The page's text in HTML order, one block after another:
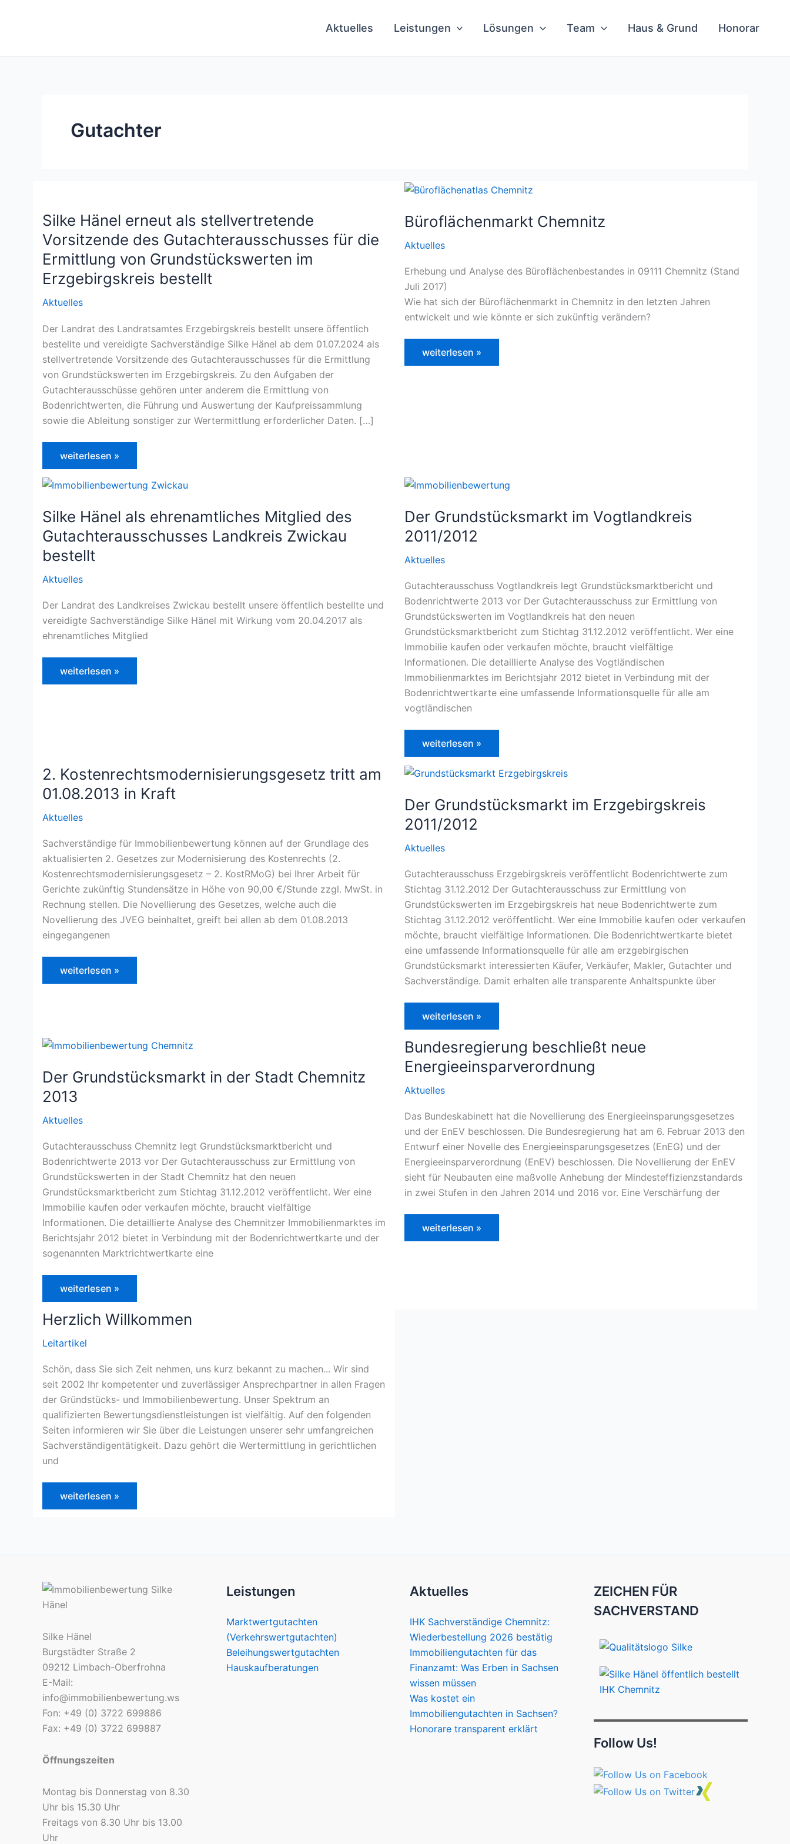
Aktuelles Leistungen Lösungen Team Haus & Grund Honorar
Gutachter
Silke Hänel erneut als stellvertretende
Vorsitzende des Gutachterausschusses für die
Ermittlung von Grundstückswerten im
Erzgebirgskreis bestellt
Aktuelles
Der Landrat des Landratsamtes Erzgebirgskreis bestellt unsere öffentlich
bestellte und vereidigte Sachverständige Silke Hänel ab dem 01.07.2024 als
stellvertretende Vorsitzende des Gutachterausschusses für die Ermittlung
von Grundstückswerten im Erzgebirgskreis. Zu den Aufgaben der
Gutachterausschüsse gehören unter anderem die Ermittlung von
Bodenrichtwerten, die Führung und Auswertung der Kaufpreissammlung
sowie die Ableitung sonstiger zur Wertermittlung erforderlicher Daten. […]
Silke
als
stellvertretende
des
Gutachterausschusses
für
die
Ermittlung
von
im
Erzgebirgskreis
weiterlesen »
Büroflächenmarkt Chemnitz
Aktuelles
Erhebung und Analyse des Büroflächenbestandes in 09111 Chemnitz (Stand
Juli 2017)
Wie hat sich der Büroflächenmarkt in Chemnitz in den letzten Jahren
entwickelt und wie könnte er sich zukünftig verändern?
Büroflächenmarkt
weiterlesen »
Silke Hänel als ehrenamtliches Mitglied des
Gutachterausschusses Landkreis Zwickau
bestellt
Aktuelles
Der Landrat des Landkreises Zwickau bestellt unsere öffentlich bestellte und
vereidigte Sachverständige Silke Hänel mit Wirkung vom 20.04.2017 als
ehrenamtliches Mitglied
Silke
weiterlesen »
Der Grundstücksmarkt im Vogtlandkreis
2011/2012
Aktuelles
Gutachterausschuss Vogtlandkreis legt Grundstücksmarktbericht und
Bodenrichtwerte 2013 vor Der Gutachterausschuss zur Ermittlung von
Grundstückswerten im Vogtlandkreis hat den neuen
Grundstücksmarktbericht zum Stichtag 31.12.2012 veröffentlicht. Wer eine
Immobilie kaufen oder verkaufen möchte, braucht vielfältige
Informationen. Die detaillierte Analyse des Vogtländischen
Immobilienmarktes im Berichtsjahr 2012 bietet in Verbindung mit der
Bodenrichtwertkarte eine umfassende Informationsquelle für alle am
vogtländischen
Der
Vogtlandkreis
2011/2012
weiterlesen »
2. Kostenrechtsmodernisierungsgesetz tritt am
01.08.2013 in Kraft
Aktuelles
Sachverständige für Immobilienbewertung können auf der Grundlage des
aktualisierten 2. Gesetzes zur Modernisierung des Kostenrechts (2.
Kostenrechtsmodernisierungsgesetz – 2. KostRMoG) bei Ihrer Arbeit für
Gerichte zukünftig Stundensätze in Höhe von 90,00 €/Stunde zzgl. MwSt. in
Rechnung stellen. Die Novellierung des Gesetzes, welche auch die
Novellierung des JVEG beinhaltet, greift bei allen ab dem 01.08.2013
eingegangenen
2.
weiterlesen »
Der Grundstücksmarkt im Erzgebirgskreis
2011/2012
Aktuelles
Gutachterausschuss Erzgebirgskreis veröffentlicht Bodenrichtwerte zum
Stichtag 31.12.2012 Der Gutachterausschuss zur Ermittlung von
Grundstückswerten im Erzgebirgskreis hat neue Bodenrichtwerte zum
Stichtag 31.12.2012 veröffentlicht. Wer eine Immobilie kaufen oder verkaufen
möchte, braucht vielfältige Informationen. Die Bodenrichtwertkarte bietet
eine umfassende Informationsquelle für alle am erzgebirgischen
Grundstücksmarkt interessierten Käufer, Verkäufer, Makler, Gutachter und
Sachverständige. Damit erhalten alle transparente Anhaltspunkte über
Der
Erzgebirgskreis
2011/2012
weiterlesen »
Der Grundstücksmarkt in der Stadt Chemnitz
2013
Aktuelles
Gutachterausschuss Chemnitz legt Grundstücksmarktbericht und
Bodenrichtwerte 2013 vor Der Gutachterausschuss zur Ermittlung von
Grundstückswerten in der Stadt Chemnitz hat den neuen
Grundstücksmarktbericht zum Stichtag 31.12.2012 veröffentlicht. Wer eine
Immobilie kaufen oder verkaufen möchte, braucht vielfältige
Informationen. Die detaillierte Analyse des Chemnitzer Immobilienmarktes im
Berichtsjahr 2012 bietet in Verbindung mit der Bodenrichtwertkarte und der
sogenannten Marktrichtwertkarte eine
Der
der
Stadt
2013
weiterlesen »
Bundesregierung beschließt neue
Energieeinsparverordnung
Aktuelles
Das Bundeskabinett hat die Novellierung des Energieeinsparungsgesetzes
und der EnEV beschlossen. Die Bundesregierung hat am 6. Februar 2013 den
Entwurf einer Novelle des Energieeinsparungsgesetzes (EnEG) und der
Energieeinsparverordnung (EnEV) beschlossen. Die Novellierung der EnEV
sieht für Neubauten eine maßvolle Anhebung der Mindesteffizienzstandards
in zwei Stufen in den Jahren 2014 und 2016 vor. Eine Verschärfung der
Bundesregierung
weiterlesen »
Herzlich Willkommen
Leitartikel
Schön, dass Sie sich Zeit nehmen, uns kurz bekannt zu machen... Wir sind
seit 2002 Ihr kompetenter und zuverlässiger Ansprechpartner in allen Fragen
der Gründstücks- und Immobilienbewertung. Unser Spektrum an
qualifizierten Bewertungsdienstleistungen ist vielfältig. Auf den folgenden
Seiten informieren wir Sie über die Leistungen unserer sehr umfangreichen
Sachverständigentätigkeit. Dazu gehört die Wertermittlung in gerichtlichen
und
Herzlich
weiterlesen »
Silke Hänel
Burgstädter Straße 2
09212 Limbach-Oberfrohna
E-Mail:
info@immobilienbewertung.ws
Fon: +49 (0) 3722 699886
Fax: +49 (0) 3722 699887
Öffnungszeiten
Montag bis Donnerstag von 8.30
Uhr bis 15.30 Uhr
Freitags von 8.30 Uhr bis 13.00
Uhr
Leistungen
Marktwertgutachten
(Verkehrswertgutachten)
Beleihungswertgutachten
Hauskaufberatungen
Aktuelles
IHK Sachverständige Chemnitz:
Wiederbestellung 2026 bestätig
Immobiliengutachten für das
Finanzamt: Was Erben in Sachsen
wissen müssen
Was kostet ein
Immobiliengutachten in Sachsen?
Honorare transparent erklärt
ZEICHEN FÜR
SACHVERSTAND
Follow Us!